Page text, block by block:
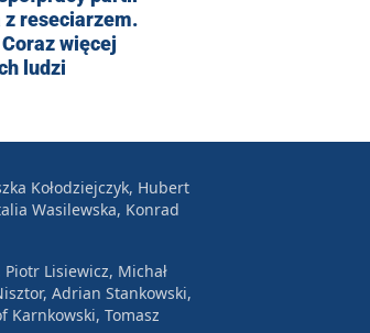
z reseciarzem.
więcej
ludzi
Kołodziejczyk, Hubert
Wasilewska, Konrad
Lisiewicz, Michał
Adrian Stankowski,
Karnkowski, Tomasz